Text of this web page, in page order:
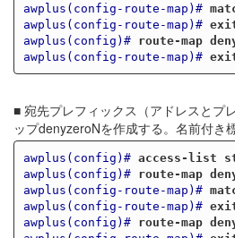
awplus(config-route-map)#
awplus(config-route-map)#
awplus(config)#
route-map
awplus(config-route-map)#
■ 宛先プレフィックス（アドレスとプ
ップdenyzeroNを作成する。名前付き
awplus(config)# access-list
awplus(config)#
route-map
awplus(config-route-map)#
awplus(config-route-map)#
awplus(config)#
route-map